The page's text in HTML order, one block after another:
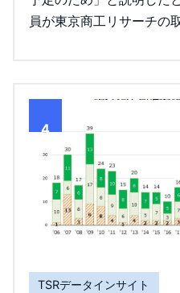
員が東京商工リサーチの
4
TSRデータインサイト